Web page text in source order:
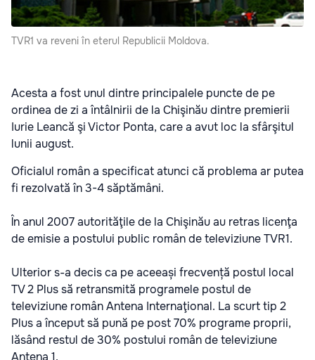
TVR1 va reveni în eterul Republicii Moldova.
Acesta a fost unul dintre principalele puncte de pe
ordinea de zi a întâlnirii de la Chişinăudintre premierii
Iurie Leancă şi Victor Ponta, care a avut loc la sfârşitul
lunii august.
Oficialul român a specificat atunci că problema ar putea
fi rezolvată în 3-4 săptămâni.
În anul 2007 autorităţile de la Chişinău au retras licenţa
de emisie a postului public român de televiziune TVR1.
Ulterior s-a decis ca pe aceeași frecvență postul local
TV 2 Plus să retransmită programele postul de
televiziune român Antena Internaţional. La scurt tip 2
Plus a început să pună pe post 70% programe proprii,
lăsând restul de 30% postului român de televiziune
Antena 1.